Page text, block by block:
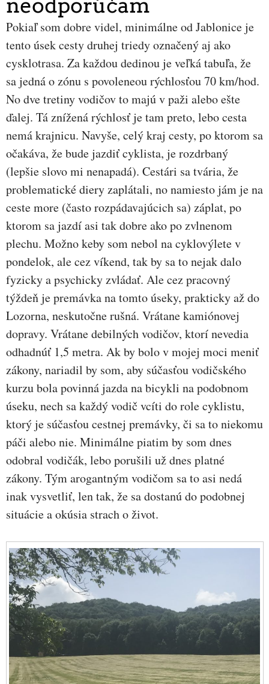
neodporúčam
Pokiaľ som dobre videl, minimálne od Jablonice je
tento úsek cesty druhej triedy označený aj ako
cysklotrasa. Za každou dedinou je veľká tabuľa, že
sa jedná o zónu s povoleneou rýchlosťou 70 km/hod.
No dve tretiny vodičov to majú v paži alebo ešte
ďalej. Tá znížená rýchlosť je tam preto, lebo cesta
nemá krajnicu. Navyše, celý kraj cesty, po ktorom sa
očakáva, že bude jazdiť cyklista, je rozdrbaný
(lepšie slovo mi nenapadá). Cestári sa tvária, že
problematické diery zaplátali, no namiesto jám je na
ceste more (často rozpádavajúcich sa) záplat, po
ktorom sa jazdí asi tak dobre ako po zvlnenom
plechu. Možno keby som nebol na cyklovýlete v
pondelok, ale cez víkend, tak by sa to nejak dalo
fyzicky a psychicky zvládať. Ale cez pracovný
týždeň je premávka na tomto úseky, prakticky až do
Lozorna, neskutočne rušná. Vrátane kamiónovej
dopravy. Vrátane debilných vodičov, ktorí nevedia
odhadnúť 1,5 metra. Ak by bolo v mojej moci meniť
zákony, nariadil by som, aby súčasťou vodičského
kurzu bola povinná jazda na bicykli na podobnom
úseku, nech sa každý vodič vcíti do role cyklistu,
ktorý je súčasťou cestnej premávky, či sa to niekomu
páči alebo nie. Minimálne piatim by som dnes
odobral vodičák, lebo porušili už dnes platné
zákony. Tým arogantným vodičom sa to asi nedá
inak vysvetliť, len tak, že sa dostanú do podobnej
situácie a okúsia strach o život.